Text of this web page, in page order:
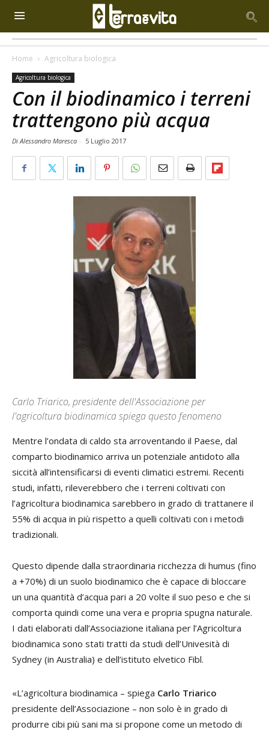
Home Agricoltura biologica
Agricoltura biologica
Con il biodinamico i terreni
trattengono più acqua
Di Alessandro Maresca - 5 Luglio 2017
Carlo Triarico, presidente dell'Associazione per
l'agricoltura biodinamica spiega questo fenomeno
Mentre l’ondata di caldo sta arroventando il Paese, dal
comparto biodinamico arriva un potenziale antidoto alla
siccità all’intensificarsi di eventi climatici estremi. Recenti
studi, infatti, rileverebbero che i terreni coltivati con
l’agricoltura biodinamica sarebbero in grado di trattanere il
55% di acqua in più rispetto a quelli coltivati con i metodi
tradizionali.
Questo dipende dalla straordinaria ricchezza di humus (fino
a +70%) di un suolo biodinamico che è capace di bloccare
un una quantità d’acqua pari a 20 volte il suo peso e che si
comporta quindi come una vera e propria spugna naturale.
I dati elaborati dall’Associazione italiana per l’Agricoltura
biodinamica sono stati tratti da studi dell’Univesità di
Sydney (in Australia) e dell’istituto elvetico Fibl.
«L’agricoltura biodinamica – spiega Carlo Triarico
presidente dell’Associazione – non solo è in grado di
produrre cibi più sani ma si propone come un metodo di